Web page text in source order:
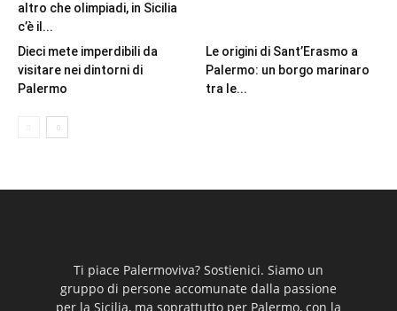
altro che olimpiadi, in Sicilia
c’è il...
Dieci mete imperdibili da
visitare nei dintorni di
Palermo
Le origini di Sant’Erasmo a
Palermo: un borgo marinaro
tra le...
Ti piace Palermoviva? Sostienici. Siamo un
gruppo di persone accomunate dalla passione
per la Sicilia, ma soprattutto per Palermo, con la